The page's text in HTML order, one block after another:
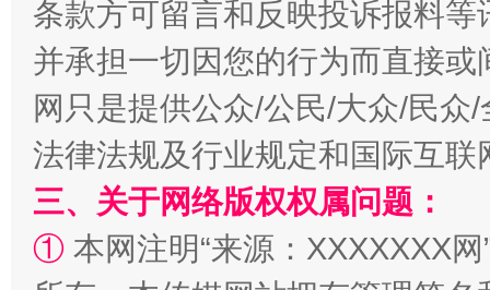
条款方可留言和反映投诉报料
并承担一切因您的行为而直接
网只是提供公众/公民/大众/民
法律法规及行业规定和国际互
三、关于网络版权权属问题：
① 本网注明“来源：XXXXXXX